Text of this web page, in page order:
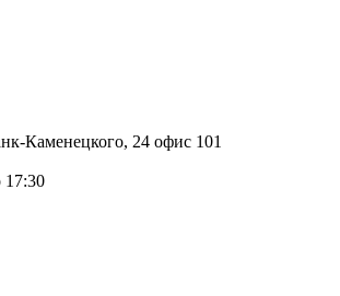
Каменецкого, 24 офис 101
17:30